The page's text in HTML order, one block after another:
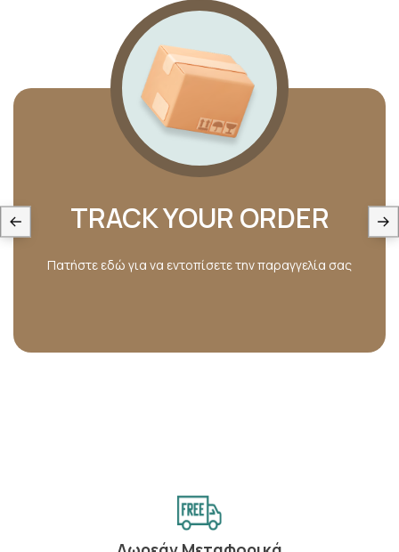
TRACK YOUR ORDER
Πατήστε εδώ για να εντοπίσετε την παραγγελία σας